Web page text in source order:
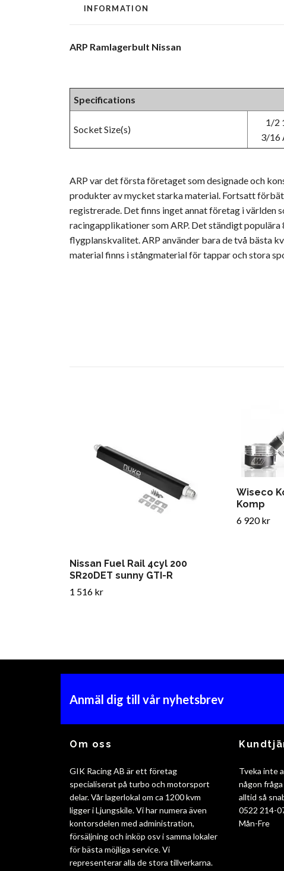
INFORMATION
ARP Ramlagerbult Nissan
Specifications
Socket Size(s)
1/2
3/16
ARP var det första företaget som designade och
produkter av mycket starka material. Fortsatt
registrerade. Det finns inget annat företag i världen
racingapplikationer som ARP. Det ständigt
flygplanskvalitet. ARP använder bara de två bästa
material finns i stångmaterial för tappar och stora
Nissan Fuel Rail 4cyl 200
SR20DET sunny GTI-R
1 516 kr
Wiseco
Komp
6 920 kr
Anmäl dig till vår nyhetsbrev
Om oss
GIK Racing AB är ett företag
specialiserat på turbo och motorsport
delar. Vår lagerlokal om ca 1200 kvm
ligger i Ljungskile. Vi har numera även
kontorsdelen med administration,
försäljning och inköp osv i samma lokaler
för bästa möjliga service. Vi
representerar alla de stora tillverkarna.
Tveka inte
någon
alltid så
0522 214-
Mån-Fre